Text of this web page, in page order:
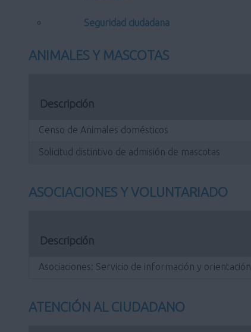
Seguridad ciudadana
ANIMALES Y MASCOTAS
Descripción
Censo de Animales domésticos
Solicitud distintivo de admisión de mascotas
ASOCIACIONES Y VOLUNTARIADO
Descripción
Asociaciones: Servicio de información y orientación
ATENCIÓN AL CIUDADANO